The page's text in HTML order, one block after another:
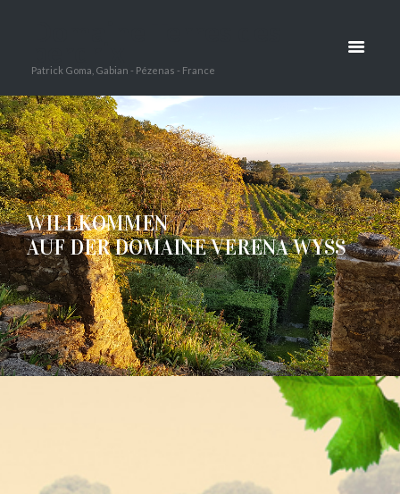
Patrick Goma, Gabian - Pézenas - France
WILLKOMMEN
AUFDERDOMAINEVERENAWYSS